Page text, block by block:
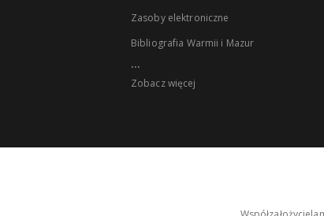
Zasoby elektroniczne
Bibliografia Warmii i Mazur
...
Zobacz więcej